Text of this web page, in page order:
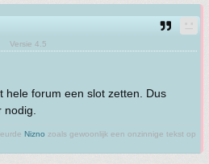
Versie 4.5
hele forum een slot zetten. Dus
Nizno zoals gewoonlijk een onzinnige tekst op